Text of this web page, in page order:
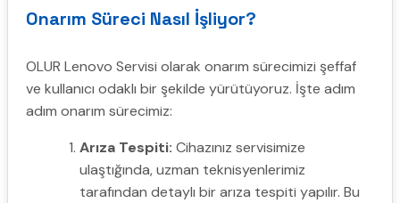
Onarım Süreci Nasıl İşliyor?
OLUR Lenovo Servisi olarak onarım sürecimizi şeffaf
ve kullanıcı odaklı bir şekilde yürütüyoruz. İşte adım
adım onarım sürecimiz:
Arıza Tespiti: Cihazınız servisimize
ulaştığında, uzman teknisyenlerimiz
tarafından detaylı bir arıza tespiti yapılır. Bu